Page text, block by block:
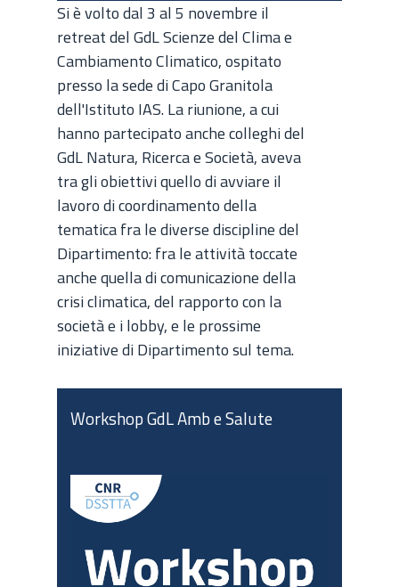
Si è volto dal 3 al 5 novembre il
retreat del GdL Scienze del Clima e
Cambiamento Climatico, ospitato
presso la sede di Capo Granitola
dell'Istituto IAS. La riunione, a cui
hanno partecipato anche colleghi del
GdL Natura, Ricerca e Società, aveva
tra gli obiettivi quello di avviare il
lavoro di coordinamento della
tematica fra le diverse discipline del
Dipartimento: fra le attività toccate
anche quella di comunicazione della
crisi climatica, del rapporto con la
società e i lobby, e le prossime
iniziative di Dipartimento sul tema.
Workshop GdL Amb e Salute